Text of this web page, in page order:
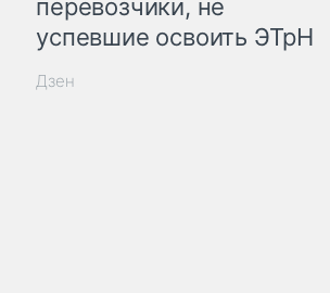
перевозчики, не
успевшие освоить ЭТрН
Дзен